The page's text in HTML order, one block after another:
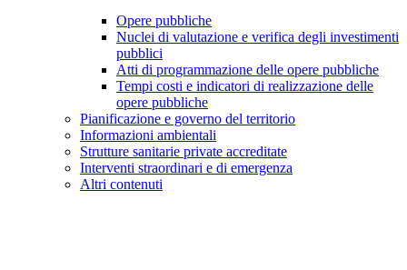
Opere pubbliche
Nuclei di valutazione e verifica degli investimenti
pubblici
Atti di programmazione delle opere pubbliche
Tempi costi e indicatori di realizzazione delle
opere pubbliche
Pianificazione e governo del territorio
Informazioni ambientali
Strutture sanitarie private accreditate
Interventi straordinari e di emergenza
Altri contenuti